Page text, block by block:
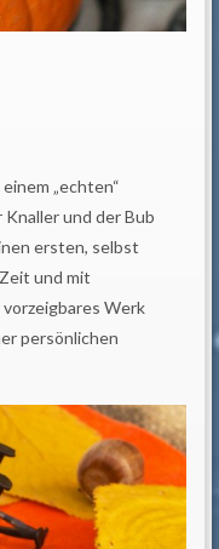
„echten“
und der Bub
ersten, selbst
und mit
Werk
persönlichen